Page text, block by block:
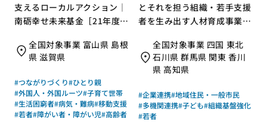
支えるローカルアクション｜
南砺幸せ未来基金［21年度通
全国対象事業 富山県 島根
県 滋賀県
#つながりづくり#ひとり親
#外国人・外国ルーツ#子育て世帯
#生活困窮者#病気・難病#移動支援
#若者#障がい者・障がい児#高齢者
とそれを担う組織・若手支援
者を生み出す人材育成事業｜
［21年度通常枠］
全国対象事業 四国 東北
石川県 群馬県 関東 香川
県 高知県
#企業連携#地域住民・一般市民
#多機関連携#子ども#組織基盤強化
#若者